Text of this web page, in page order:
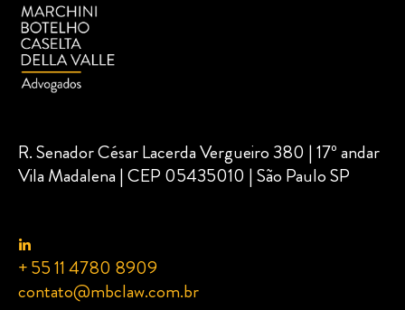
R. Senador César Lacerda Vergueiro 380 | 17º andar
Vila Madalena | CEP 05435010 | São Paulo SP
+ 55 11 4780 8909
contato@mbclaw.com.br